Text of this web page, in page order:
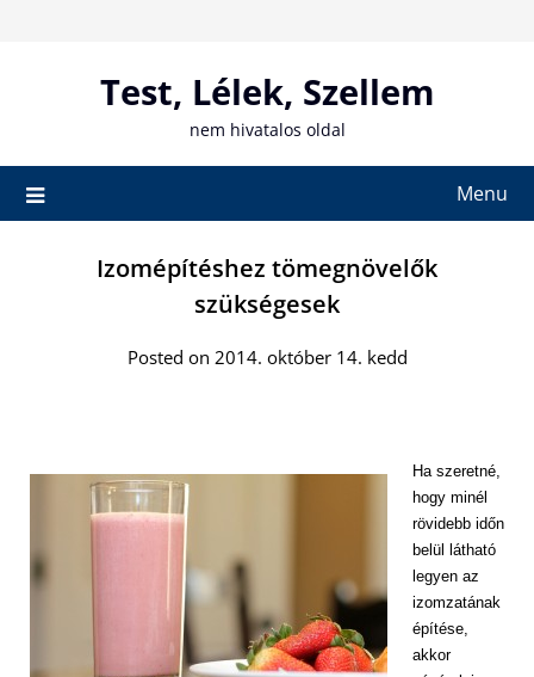
Test, Lélek, Szellem
nem hivatalos oldal
Menu
Izomépítéshez tömegnövelők
szükségesek
Posted on 2014. október 14. kedd
Ha szeretné,
hogy minél
rövidebb időn
belül látható
legyen az
izomzatának
építése,
akkor